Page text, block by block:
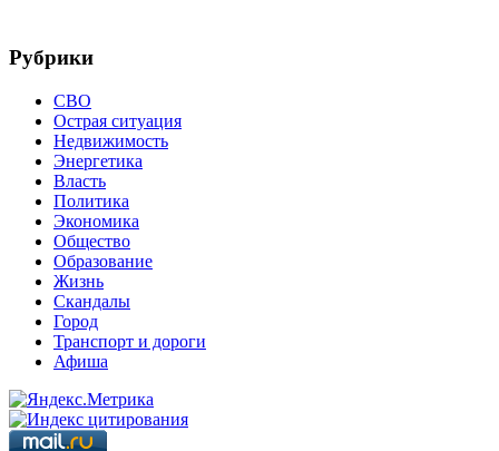
Рубрики
СВО
Острая ситуация
Недвижимость
Энергетика
Власть
Политика
Экономика
Общество
Образование
Жизнь
Скандалы
Город
Транспорт и дороги
Афиша